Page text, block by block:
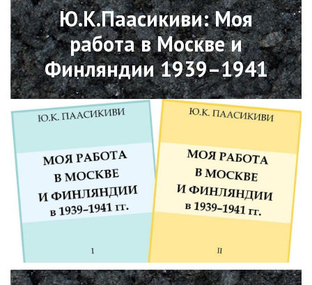
Ю.К.Паасикиви: Моя
работа в Москве и
Финляндии 1939–1941
Open